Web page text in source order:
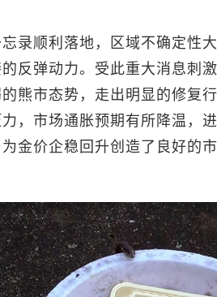
录顺利落地，区域不确定性
反弹动力。受此重大消息刺
的熊市态势，走出明显的修复
，市场通胀预期有所降温，
金价企稳回升创造了良好的